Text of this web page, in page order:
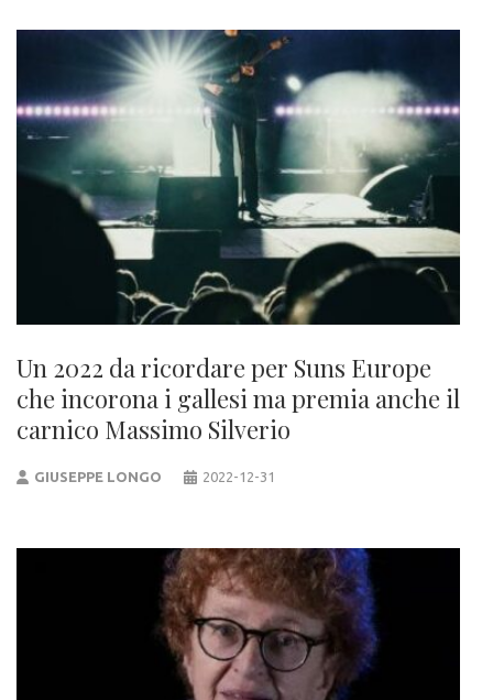
Un 2022 da ricordare per Suns Europe
che incorona i gallesi ma premia anche il
carnico Massimo Silverio
GIUSEPPE LONGO 2022-12-31